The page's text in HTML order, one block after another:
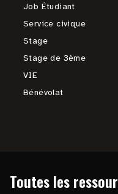
Job Étudiant
Service civique
Stage
Stage de 3ème
VIE
Bénévolat
Toutes les